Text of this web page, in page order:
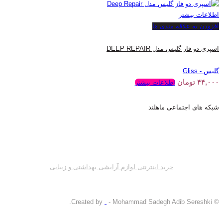
اطلاعات بیشتر
افزودن به علاقه مندی ها
اسپری دو فاز گلیس مدل DEEP REPAIR
گلیس - Gliss
۴۴,۰۰۰ تومان اطلاعات بیشتر
شبکه های اجتماعی ماهلند
خرید اینترنتی لوازم آرایشی بهداشتی و زیبایی
© Created by
- Mohammad Sadegh Adib Sereshki.